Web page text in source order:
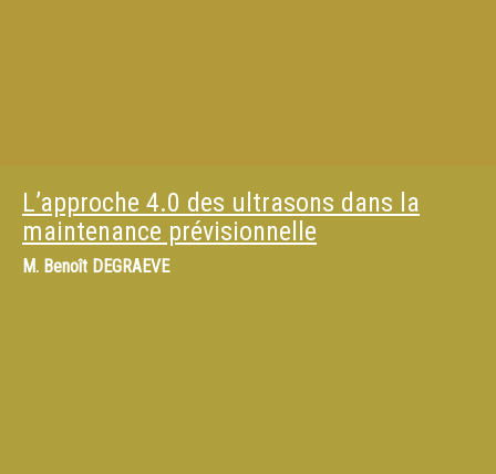
L’approche 4.0 des ultrasons dans la
maintenance prévisionnelle
M. Benoît DEGRAEVE